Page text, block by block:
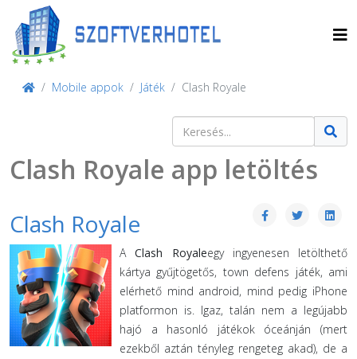
Mobile appok Játék Clash Royale
Keresés
Clash Royale app letöltés
Clash Royale
AClash Royaleegy ingyenesen letölthető
kártya gyűjtögetős, town defens játék, ami
elérhető mind android, mind pedig iPhone
platformon is. Igaz, talán nem a legújabb
hajó a hasonló játékok óceánján (mert
ezekből aztán tényleg rengeteg akad), de a